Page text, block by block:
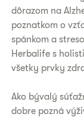
dôrazom na
poznatkom o
spánkom a
Herbalife s
všetky prvky
Ako bývalý
dobre pozná